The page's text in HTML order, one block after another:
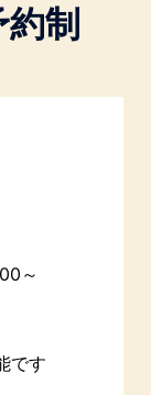
制
～
です